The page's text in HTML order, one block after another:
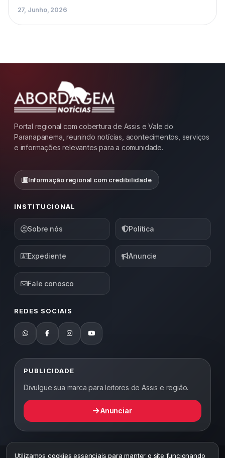
27, Junho, 2026
Portal regional com cobertura de Assis e Vale do
Paranapanema, reunindo notícias, acontecimentos, serviços
e informações relevantes para a comunidade.
Informação regional com credibilidade
INSTITUCIONAL
Sobre nós Política
Expediente Anuncie
Fale conosco
REDES SOCIAIS
PUBLICIDADE
Divulgue sua marca para leitores de Assis e região.
Anunciar
Utilizamos cookies essenciais para manter o site funcionando